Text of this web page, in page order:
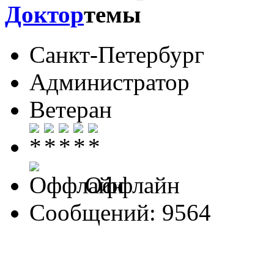
Доктор
Санкт-Петербург
Администратор
Ветеран
Оффлайн
Сообщений: 9564